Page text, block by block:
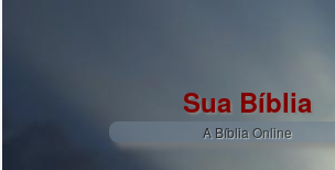
Sua Bíblia
A Bíblia Online